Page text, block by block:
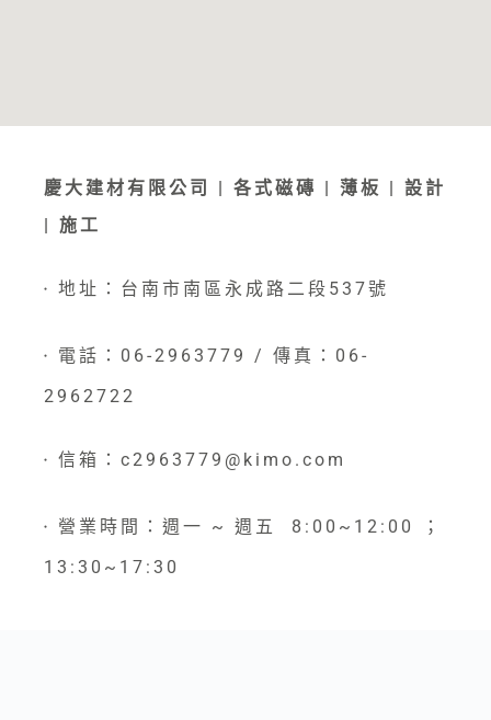
慶大建材有限公司 | 各式磁磚 | 薄板 | 設計
| 施工
● 地址：台南市南區永成路二段537號
●
電話：06-2963779 / 傳真：06-
2962722
● 信箱：c2963779@kimo.com
●
營業時間：週一 ~ 週五 8:00~12:00 ；
13:30~17:30